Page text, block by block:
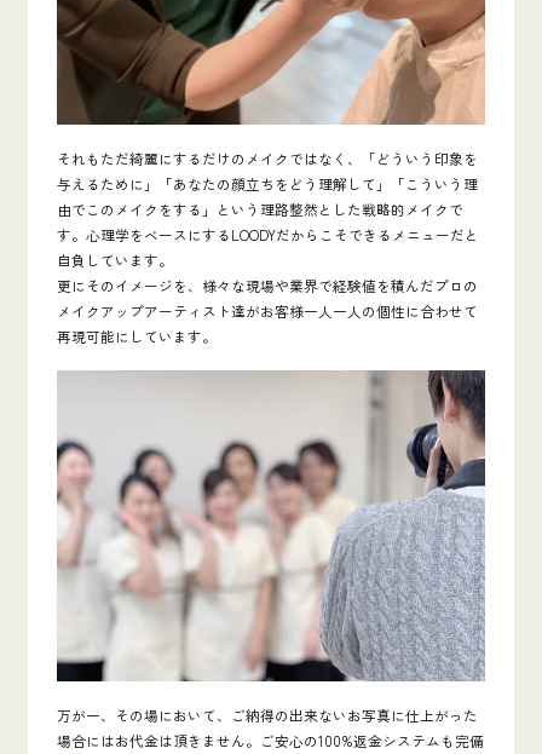
それもただ綺麗にするだけのメイクではなく、「どういう印象を
与えるために」「あなたの顔立ちをどう理解して」「こういう理
由でこのメイクをする」という理路整然とした戦略的メイクで
す。心理学をベースにするLOODYだからこそできるメニューだと
自負しています。
更にそのイメージを、様々な現場や業界で経験値を積んだプロの
メイクアップアーティスト達がお客様一人一人の個性に合わせて
再現可能にしています。
万が一、その場において、ご納得の出来ないお写真に仕上がった
場合にはお代金は頂きません。ご安心の100%返金システムも完備